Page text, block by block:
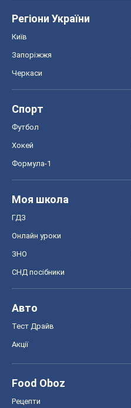
Регіони України
Київ
Запоріжжя
Черкаси
Спорт
Футбол
Хокей
Формула-1
Моя школа
ГДЗ
Онлайн уроки
ЗНО
СНД посібники
Авто
Тест Драйв
Акції
Food Oboz
Рецепти